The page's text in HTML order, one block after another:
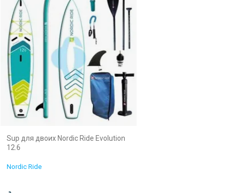
Sup для двоих Nordic Ride Evolution
12.6
Nordic Ride